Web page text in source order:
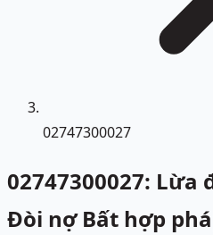
02747300027
02747300027: Lừa
Đòi nợ Bất hợp